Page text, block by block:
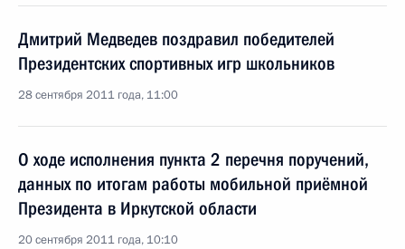
Дмитрий Медведев поздравил победителей
Президентских спортивных игр школьников
28 сентября 2011 года, 11:00
О ходе исполнения пункта 2 перечня поручений,
данных по итогам работы мобильной приёмной
Президента в Иркутской области
20 сентября 2011 года, 10:10